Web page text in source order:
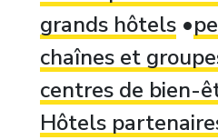
grands hôtels
chaînes et
centres de bien-
Hôtels